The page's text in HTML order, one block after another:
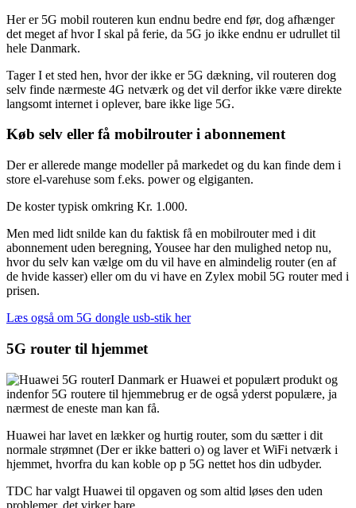
Her er 5G mobil routeren kun endnu bedre end før, dog afhænger
det meget af hvor I skal på ferie, da 5G jo ikke endnu er udrullet til
hele Danmark.
Tager I et sted hen, hvor der ikke er 5G dækning, vil routeren dog
selv finde nærmeste 4G netværk og det vil derfor ikke være direkte
langsomt internet i oplever, bare ikke lige 5G.
Køb selv eller få mobilrouter i abonnement
Der er allerede mange modeller på markedet og du kan finde dem i
store el-varehuse som f.eks. power og elgiganten.
De koster typisk omkring Kr. 1.000.
Men med lidt snilde kan du faktisk få en mobilrouter med i dit
abonnement uden beregning, Yousee har den mulighed netop nu,
hvor du selv kan vælge om du vil have en almindelig router (en af
de hvide kasser) eller om du vi have en Zylex mobil 5G router med i
prisen.
Læs også om 5G dongle usb-stik her
5G router til hjemmet
I Danmark er Huawei et populært produkt og
indenfor 5G routere til hjemmebrug er de også yderst populære, ja
nærmest de eneste man kan få.
Huawei har lavet en lækker og hurtig router, som du sætter i dit
normale strømnet (Der er ikke batteri o) og laver et WiFi netværk i
hjemmet, hvorfra du kan koble op p 5G nettet hos din udbyder.
TDC har valgt Huawei til opgaven og som altid løses den uden
problemer, det virker bare.